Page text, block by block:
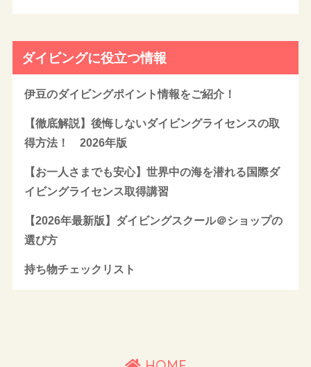
ダイビングに役立つ情報
伊豆のダイビングポイント情報をご紹介！
【徹底解説】後悔しないダイビングライセンスの取
得方法！ 2026年版
【お一人さまでも安心】世界中の海を潜れる国際ダ
イビングライセンス取得講習
【2026年最新版】ダイビングスクール＠ショップの
選び方
持ち物チェックリスト